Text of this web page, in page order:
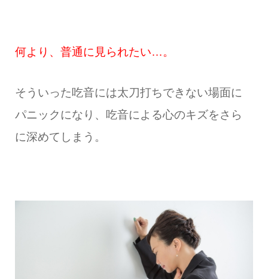
何より、普通に見られたい…。
そういった吃音には太刀打ちできない場面に
パニックになり、吃音による心のキズをさら
に深めてしまう。